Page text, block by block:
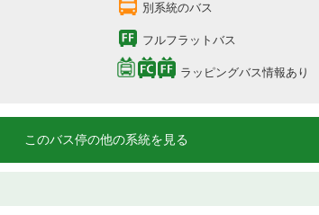
別系統のバス
フルフラットバス
ラッピングバス情報あり
このバス停の他の系統を見る